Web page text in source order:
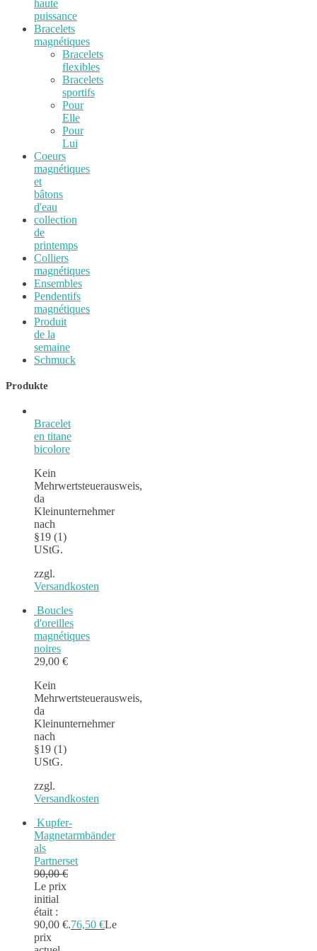
haute
puissance
Bracelets
magnétiques
Bracelets
flexibles
Bracelets
sportifs
Pour
Elle
Pour
Lui
Coeurs
magnétiques
et
bâtons
d'eau
collection
de
printemps
Colliers
magnétiques
Ensembles
Pendentifs
magnétiques
Produit
de la
semaine
Schmuck
Produkte
Bracelet
en titane
bicolore
Kein
Mehrwertsteuerausweis,
da
Kleinunternehmer
nach
§19 (1)
UStG.
zzgl.
Versandkosten
Boucles
d'oreilles
magnétiques
noires
29,00 €
Kein
Mehrwertsteuerausweis,
da
Kleinunternehmer
nach
§19 (1)
UStG.
zzgl.
Versandkosten
Kupfer-
Magnetarmbänder
als
Partnerset
90,00€
Le prix
initial
était :
90,00 €.76,50 €Le
prix